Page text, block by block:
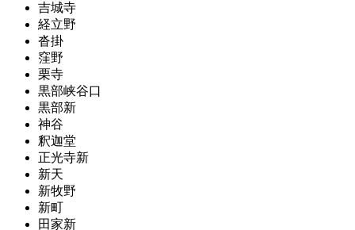
吉城寺
経立野
沓掛
窪野
栗寺
黒部峡谷口
黒部新
神谷
釈迦堂
正光寺新
新天
新牧野
新町
田家新